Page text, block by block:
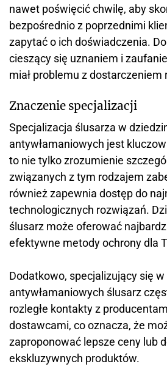
nawet poświęcić chwilę, aby
bezpośrednio z poprzednimi
zapytać o ich doświadczenia.
cieszący się uznaniem i
miał problemu z dostarczeniem
Znaczenie specjalizacji
Specjalizacja ślusarza w
antywłamaniowych jest
to nie tylko zrozumienie
związanych z tym rodzajem
również zapewnia dostęp do
technologicznych rozwiązań.
ślusarz może oferować
efektywne metody ochrony dla
Dodatkowo, specjalizujący się
antywłamaniowych ślusarz
rozległe kontakty z
dostawcami, co oznacza, że
zaproponować lepsze ceny lub
ekskluzywnych produktów.